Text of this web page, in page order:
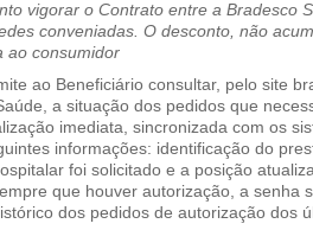
vigorar o Contrato entre a Bradesco
conveniadas. O desconto, não
ao consumidor
ao Beneficiário consultar, pelo site
a situação dos pedidos que
imediata, sincronizada com os
informações: identificação do
foi solicitado e a posição
que houver autorização, a senha
dos pedidos de autorização dos